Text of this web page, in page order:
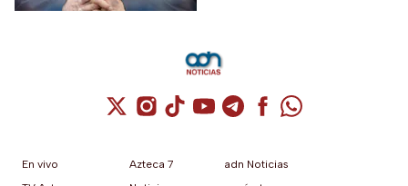
Cuenta de X / Twitter (se abre en una
Cuenta de Instagram (se abre en una
Cuenta de TikTok (se abre en
Cuenta de YouTube (se abre
Cuenta de Telegram (se
Cuenta de
Cuenta de
En vivo
Azteca 7
adn Noticias